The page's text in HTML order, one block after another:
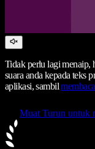
Tidak perlu lagi menaip,
suara anda kepada teks
aplikasi, sambil
Muat Turun untuk